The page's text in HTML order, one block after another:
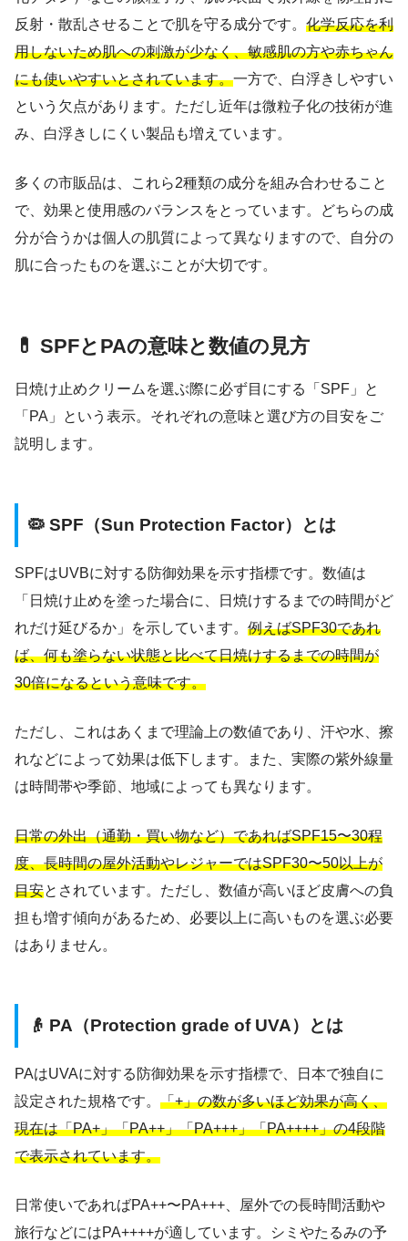
反射・散乱させることで肌を守る成分です。 化学反応を利
用しないため肌への刺激が少なく、敏感肌の方や赤ちゃん
にも使いやすいとされています。一方で、白浮きしやすい
という欠点があります。ただし近年は微粒子化の技術が進
み、白浮きしにくい製品も増えています。
多くの市販品は、これら2種類の成分を組み合わせること
で、効果と使用感のバランスをとっています。どちらの成
分が合うかは個人の肌質によって異なりますので、自分の
肌に合ったものを選ぶことが大切です。
💊 SPFとPAの意味と数値の見方
日焼け止めクリームを選ぶ際に必ず目にする「SPF」と
「PA」という表示。それぞれの意味と選び方の目安をご
説明します。
🦠 SPF（Sun Protection Factor）とは
SPFはUVBに対する防御効果を示す指標です。数値は
「日焼け止めを塗った場合に、日焼けするまでの時間がど
れだけ延びるか」を示しています。 例えばSPF30であれ
ば、何も塗らない状態と比べて日焼けするまでの時間が
30倍になるという意味です。
ただし、これはあくまで理論上の数値であり、汗や水、擦
れなどによって効果は低下します。また、実際の紫外線量
は時間帯や季節、地域によっても異なります。
日常の外出（通勤・買い物など）であればSPF15〜30程
度、長時間の屋外活動やレジャーではSPF30〜50以上が
目安とされています。ただし、数値が高いほど皮膚への負
担も増す傾向があるため、必要以上に高いものを選ぶ必要
はありません。
👴 PA（Protection grade of UVA）とは
PAはUVAに対する防御効果を示す指標で、日本で独自に
設定された規格です。 「+」の数が多いほど効果が高く、
現在は「PA+」「PA++」「PA+++」「PA++++」の4段階
で表示されています。
日常使いであればPA++〜PA+++、屋外での長時間活動や
旅行などにはPA++++が適しています。シミやたるみの予